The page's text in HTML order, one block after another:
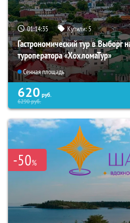
01:14:34 Купили:5
Гастрономический тур в Выборг
туроператора «ХохломаТур»
Сенная площадь
620 руб.
6290руб.
-50%